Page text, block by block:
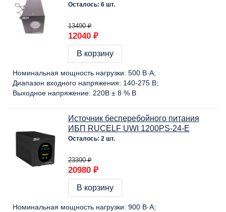
Осталось: 6 шт.
13490 ₽
12040 ₽
В корзину
Номинальная мощность нагрузки: 500 В·А
Диапазон входного напряжения: 140-275 В
Выходное напряжение: 220В ± 8 % В
Источник бесперебойного питания
ИБП RUCELF UWI 1200PS-24-E
Осталось: 2 шт.
23390 ₽
20980 ₽
В корзину
Номинальная мощность нагрузки: 900 В·А